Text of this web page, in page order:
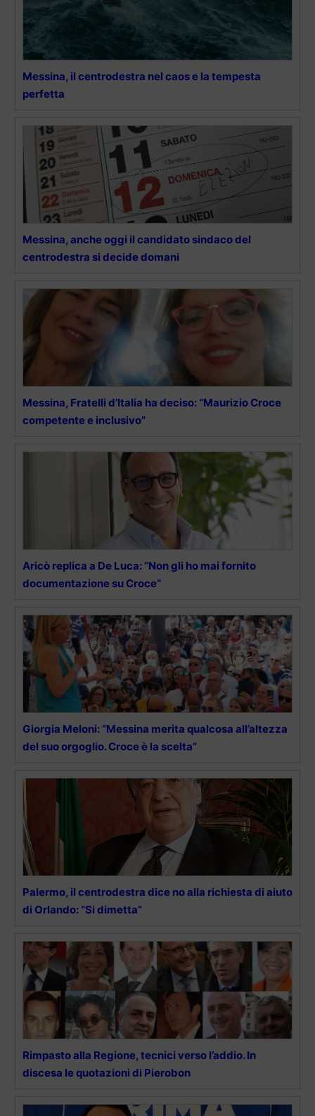
Messina, il centrodestra nel caos e la tempesta
perfetta
Messina, anche oggi il candidato sindaco del
centrodestra si decide domani
Messina, Fratelli d’Italia ha deciso: “Maurizio Croce
competente e inclusivo”
Aricò replica a De Luca: “Non gli ho mai fornito
documentazione su Croce”
Giorgia Meloni: “Messina merita qualcosa all’altezza
del suo orgoglio. Croce è la scelta”
Palermo, il centrodestra dice no alla richiesta di aiuto
di Orlando: “Si dimetta”
Rimpasto alla Regione, tecnici verso l’addio. In
discesa le quotazioni di Pierobon